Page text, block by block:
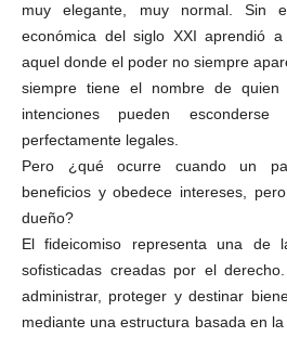
Twitter
Whatsapp
muy elegante, muy normal. Sin
económica del siglo XXI aprendió
aquel donde el poder no siempre
siempre tiene el nombre de
intenciones pueden
perfectamente legales.
Pero ¿qué ocurre cuando un
beneficios y obedece intereses,
dueño?
El fideicomiso representa una de
sofisticadas creadas por el
administrar, proteger y destinar
mediante una estructura basada en